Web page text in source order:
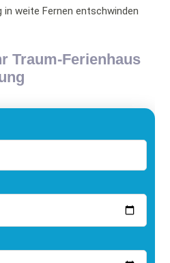
weite Fernen entschwinden
Traum-Ferienhaus